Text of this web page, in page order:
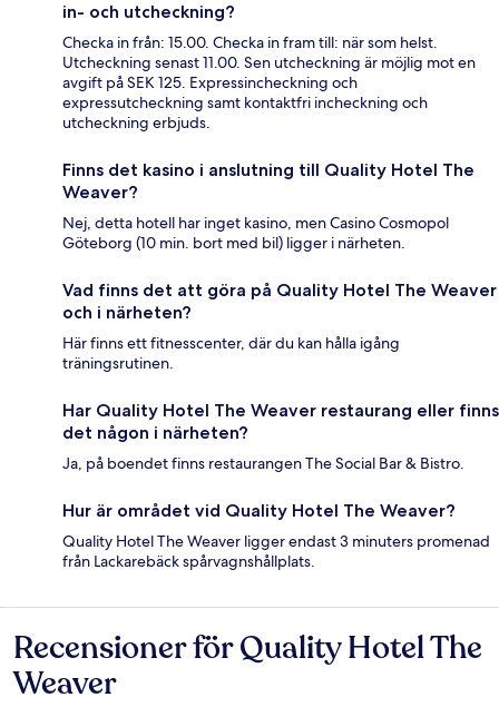
in- och utcheckning?
Checka in från: 15.00. Checka in fram till: när som helst.
Utcheckning senast 11.00. Sen utcheckning är möjlig mot en
avgift på SEK 125. Expressincheckning och
expressutcheckning samt kontaktfri incheckning och
utcheckning erbjuds.
Finns det kasino i anslutning till Quality Hotel The
Weaver?
Nej, detta hotell har inget kasino, men Casino Cosmopol
Göteborg (10 min. bort med bil) ligger i närheten.
Vad finns det att göra på Quality Hotel The Weaver
och i närheten?
Här finns ett fitnesscenter, där du kan hålla igång
träningsrutinen.
Har Quality Hotel The Weaver restaurang eller finns
det någon i närheten?
Ja, på boendet finns restaurangen The Social Bar & Bistro.
Hur är området vid Quality Hotel The Weaver?
Quality Hotel The Weaver ligger endast 3 minuters promenad
från Lackarebäck spårvagnshållplats.
Recensioner
Recensioner för Quality Hotel The
Weaver